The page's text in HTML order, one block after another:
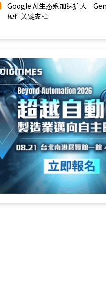
Google AI生态系加速扩大
硬件关键支柱